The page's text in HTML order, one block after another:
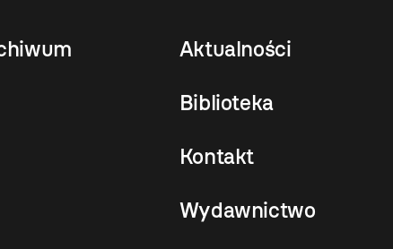
Aktualności
Biblioteka
Kontakt
Wydawnictwo